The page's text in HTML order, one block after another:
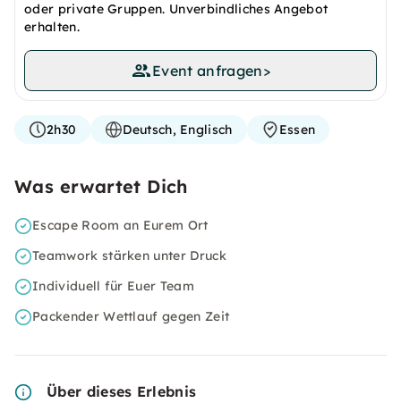
oder private Gruppen. Unverbindliches Angebot
erhalten.
Event anfragen>
2h30 Deutsch, Englisch Essen
Was erwartet Dich
Escape Room an Eurem Ort
Teamwork stärken unter Druck
Individuell für Euer Team
Packender Wettlauf gegen Zeit
Über dieses Erlebnis